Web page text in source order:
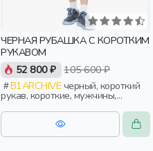
ЧЕРНАЯ РУБАШКА С КОРОТКИМ
РУКАВОМ
52 800 ₽ 105 600 ₽
B1ARCHIVEчерный, короткий
рукав, короткие, мужчины,
взрослые